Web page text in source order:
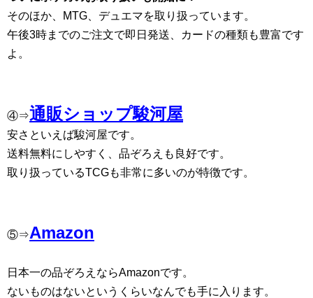
そのほか、MTG、デュエマを取り扱っています。
午後3時までのご注文で即日発送、カードの種類も豊富です
よ。
④⇒通販ショップ駿河屋
安さといえば駿河屋です。
送料無料にしやすく、品ぞろえも良好です。
取り扱っているTCGも非常に多いのが特徴です。
⑤⇒Amazon
日本一の品ぞろえならAmazonです。
ないものはないというくらいなんでも手に入ります。